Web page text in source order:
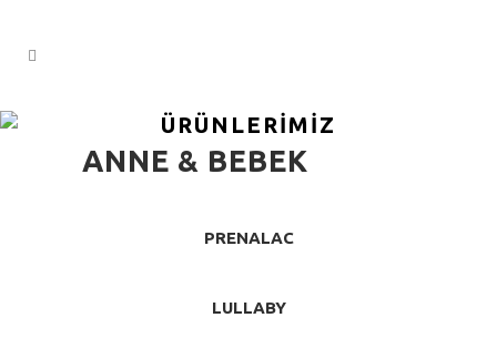
ÜRÜNLERIMIZ
ANNE & BEBEK
PRENALAC
LULLABY